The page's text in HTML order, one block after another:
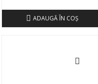
ADAUGĂ ÎN COŞ